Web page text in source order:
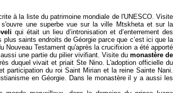
à la liste du patrimoine mondiale de l'UNESCO. Visite
une superbe vue sur la ville Mtskheta et sur la
qui était un lieu d’intronisation et d’enterrement des
saints endroits de Géorgie parce que c’est ici que la
Testament qu'après la crucifixion a été apporté
une partie du pilier vivifiant. Visite du monastère de
duquel vivait et priait Ste Nino. L'adoption officielle du
participation du roi Saint Mirian et la reine Sainte Nani.
en Géorgie. Dans le monastère il y a aussi les